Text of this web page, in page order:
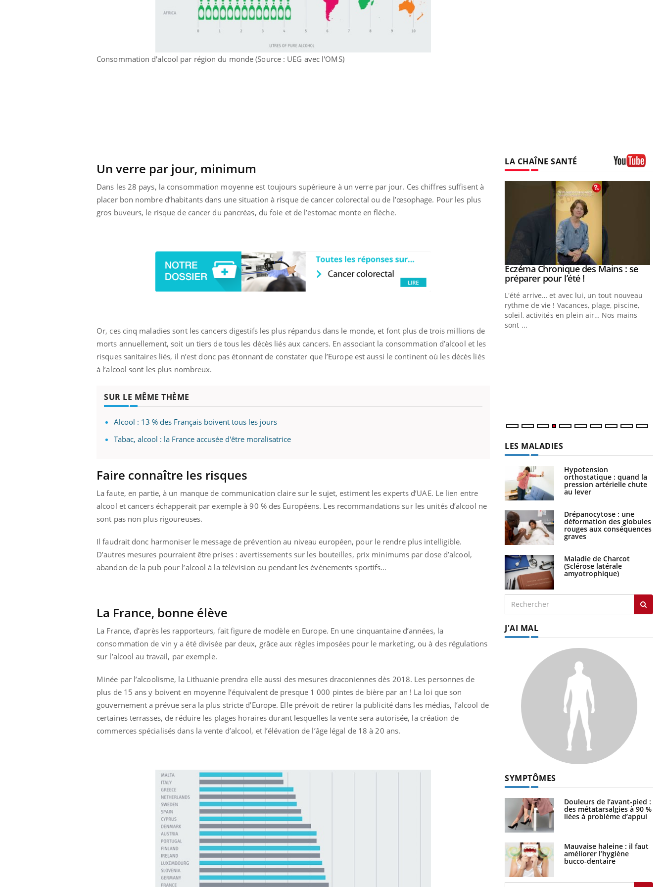
Consommation d'alcool par région du monde (Source : UEG avec l'OMS)
Un verre par jour, minimum
Dans les 28 pays, la consommation moyenne est toujours supérieure à un verre par jour. Ces chiffres suffisent à
placer bon nombre d’habitants dans une situation à risque de cancer colorectal ou de l’œsophage. Pour les plus
gros buveurs, le risque de cancer du pancréas, du foie et de l’estomac monte en flèche.
Or, ces cinq maladies sont les cancers digestifs les plus répandus dans le monde, et font plus de trois millions de
morts annuellement, soit un tiers de tous les décès liés aux cancers. En associant la consommation d’alcool et les
risques sanitaires liés, il n’est donc pas étonnant de constater que l’Europe est aussi le continent où les décès liés
à l’alcool sont les plus nombreux.
SUR LE MÊME THÈME
Alcool : 13 % des Français boivent tous les jours
Tabac, alcool : la France accusée d'être moralisatrice
Faire connaître les risques
La faute, en partie, à un manque de communication claire sur le sujet, estiment les experts d’UAE. Le lien entre
alcool et cancers échapperait par exemple à 90 % des Européens. Les recommandations sur les unités d’alcool ne
sont pas non plus rigoureuses.
Il faudrait donc harmoniser le message de prévention au niveau européen, pour le rendre plus intelligible.
D’autres mesures pourraient être prises : avertissements sur les bouteilles, prix minimums par dose d’alcool,
abandon de la pub pour l’alcool à la télévision ou pendant les évènements sportifs…
La France, bonne élève
La France, d’après les rapporteurs, fait figure de modèle en Europe. En une cinquantaine d’années, la
consommation de vin y a été divisée par deux, grâce aux règles imposées pour le marketing, ou à des régulations
sur l’alcool au travail, par exemple.
Minée par l’alcoolisme, la Lithuanie prendra elle aussi des mesures draconiennes dès 2018. Les personnes de
plus de 15 ans y boivent en moyenne l’équivalent de presque 1 000 pintes de bière par an ! La loi que son
gouvernement a prévue sera la plus stricte d’Europe. Elle prévoit de retirer la publicité dans les médias, l’alcool de
certaines terrasses, de réduire les plages horaires durant lesquelles la vente sera autorisée, la création de
commerces spécialisés dans la vente d’alcool, et l’élévation de l’âge légal de 18 à 20 ans.
LA CHAÎNE SANTÉ
Eczéma Chronique des Mains :
Youtube
Youtube
Carence en fer : comprendre pour
prévenirYoutube
Youtube
Insuline & Charge mentale : et si on
osait en parler??Youtube
Youtube
Eczéma Chronique des Mains : se
préparer pour l’été !Youtube
L'été arrive… et avec lui, un tout nouveau
rythme de vie ! Vacances, plage, piscine,
soleil, activités en plein air… Nos mains
sont ...
LES MALADIES
Hypotension
orthostatique : quand la
pression artérielle chute
au lever
Drépanocytose : une
déformation des globules
rouges aux conséquences
graves
Maladie de Charcot
(Sclérose latérale
amyotrophique)
J'AI MAL
SYMPTÔMES
Douleurs de l’avant-pied :
des métatarsalgies à 90 %
liées à problème d’appui
Mauvaise haleine : il faut
améliorer l’hygiène
bucco-dentaire